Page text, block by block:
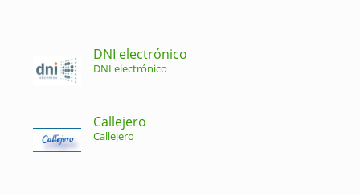
DNI electrónico
DNI electrónico
Callejero
Callejero